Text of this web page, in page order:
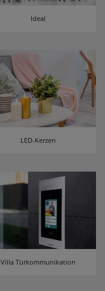
Ideal
LED-Kerzen
Villa Türkommunikation